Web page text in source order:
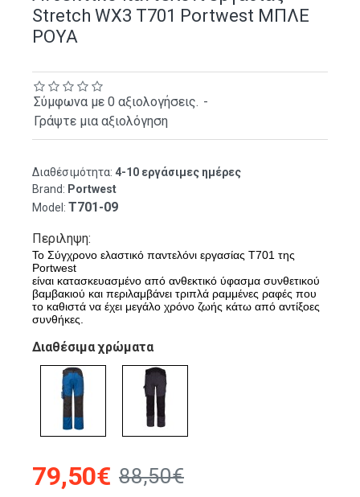
Stretch WX3 T701 Portwest ΜΠΛΕ
ΡΟΥΑ
Διαθέσιμότητα: 4-10 εργάσιμες ημέρες
Brand: Portwest
Model: T701-09
Σύμφωνα με 0 αξιολογήσεις. -
Γράψτε μια αξιολόγηση
Περιληψη:
Το Σύγχρονο ελαστικό παντελόνι εργασίας Τ701 της
Portwest
είναι κατασκευασμένο από ανθεκτικό ύφασμα συνθετικού
βαμβακιού και περιλαμβάνει τριπλά ραμμένες ραφές που
το καθιστά να έχει μεγάλο χρόνο ζωής κάτω από αντίξοες
συνθήκες.
79,50€ 88,50€
Διαθέσιμα χρώματα